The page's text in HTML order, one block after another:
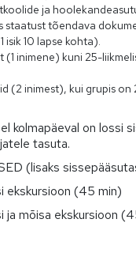
ja
staatust tõendava
isik 10 lapse kohta).
(1 inimene) kuni 25-
(2 inimest), kui grupis on
kolmapäeval on lossi
tasuta.
(lisaks
ekskursioon (45 min)
ja mõisa ekskursioon